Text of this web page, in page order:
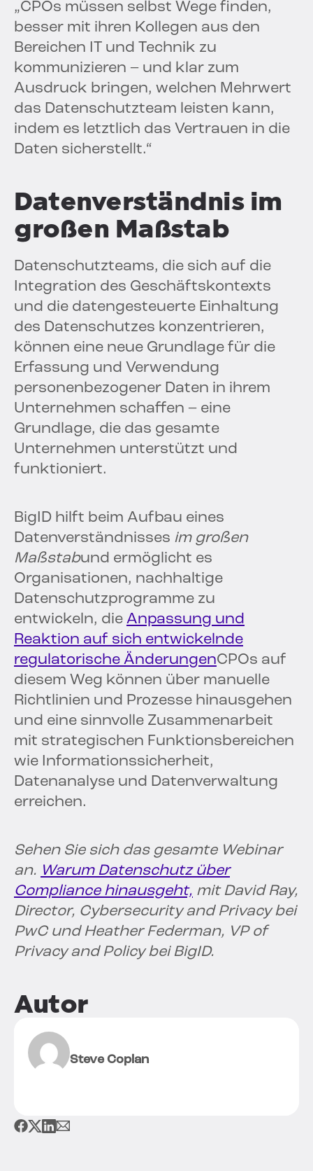
„CPOs müssen selbst Wege finden,
besser mit ihren Kollegen aus den
Bereichen IT und Technik zu
kommunizieren – und klar zum
Ausdruck bringen, welchen Mehrwert
das Datenschutzteam leisten kann,
indem es letztlich das Vertrauen in die
Daten sicherstellt.“
Datenverständnis im
großen Maßstab
Datenschutzteams, die sich auf die
Integration des Geschäftskontexts
und die datengesteuerte Einhaltung
des Datenschutzes konzentrieren,
können eine neue Grundlage für die
Erfassung und Verwendung
personenbezogener Daten in ihrem
Unternehmen schaffen – eine
Grundlage, die das gesamte
Unternehmen unterstützt und
funktioniert.
BigID hilft beim Aufbau eines
Datenverständnisses im großen
Maßstabund ermöglicht es
Organisationen, nachhaltige
Datenschutzprogramme zu
entwickeln, die Anpassung und
Reaktion auf sich entwickelnde
regulatorische ÄnderungenCPOs auf
diesem Weg können über manuelle
Richtlinien und Prozesse hinausgehen
und eine sinnvolle Zusammenarbeit
mit strategischen Funktionsbereichen
wie Informationssicherheit,
Datenanalyse und Datenverwaltung
erreichen.
Sehen Sie sich das gesamte Webinar
an. Warum Datenschutz über
Compliance hinausgeht, mit David Ray,
Director, Cybersecurity and Privacy bei
PwC und Heather Federman, VP of
Privacy and Policy bei BigID.
Autor
Steve Coplan